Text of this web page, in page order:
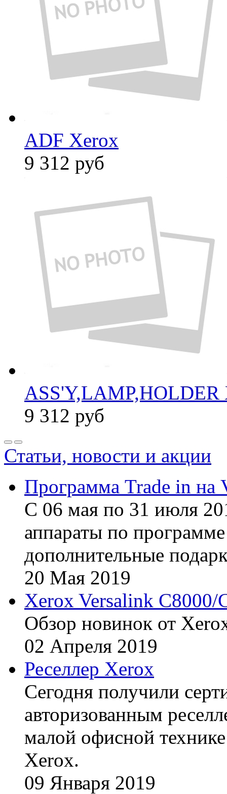
ADF Xerox
9 312 руб
ASS'Y,LAMP,HOLDER
9 312 руб
Статьи, новости и акции
Программа Trade in на
С 06 мая по 31 июля
аппараты по
дополнительные
20 Мая 2019
Xerox Versalink C8000/
Обзор новинок от
02 Апреля 2019
Реселлер Xerox
Сегодня получили
авторизованным
малой офисной
Xerox.
09 Января 2019